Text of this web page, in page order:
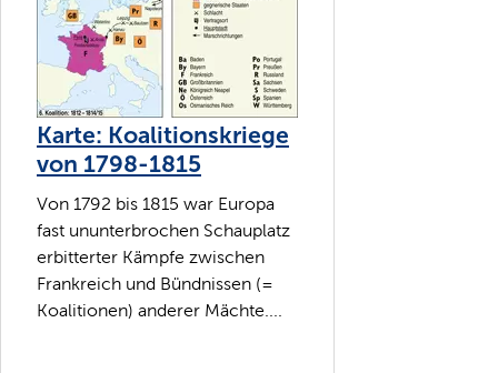
Karte: Koalitionskriege
von 1798-1815
Von 1792 bis 1815 war Europa
fast ununterbrochen Schauplatz
erbitterter Kämpfe zwischen
Frankreich und Bündnissen (=
Koalitionen) anderer Mächte....